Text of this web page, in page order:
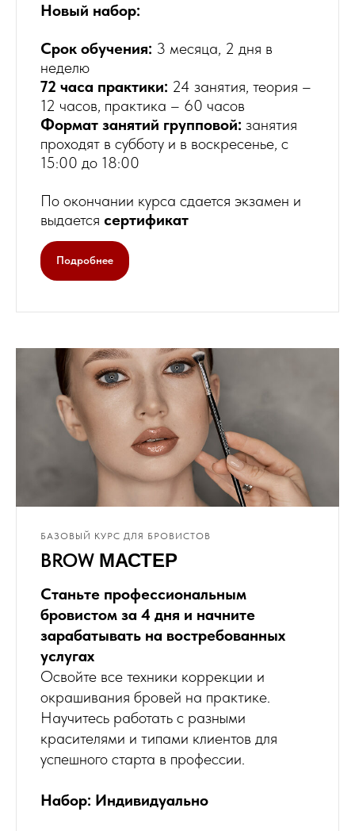
Новый набор:
Срок обучения: 3 месяца, 2 дня в
неделю
72 часа практики: 24 занятия, теория –
12 часов, практика – 60 часов
Формат занятий групповой: занятия
проходят в субботу и в воскресенье, с
15:00 до 18:00
По окончании курса сдается экзамен и
выдается сертификат
Подробнее
БАЗОВЫЙ КУРС ДЛЯ БРОВИСТОВ
BROW МАСТЕР
Станьте профессиональным
бровистом за 4 дня и начните
зарабатывать на востребованных
услугах
Освойте все техники коррекции и
окрашивания бровей на практике.
Научитесь работать с разными
красителями и типами клиентов для
успешного старта в профессии.
Набор: Индивидуально